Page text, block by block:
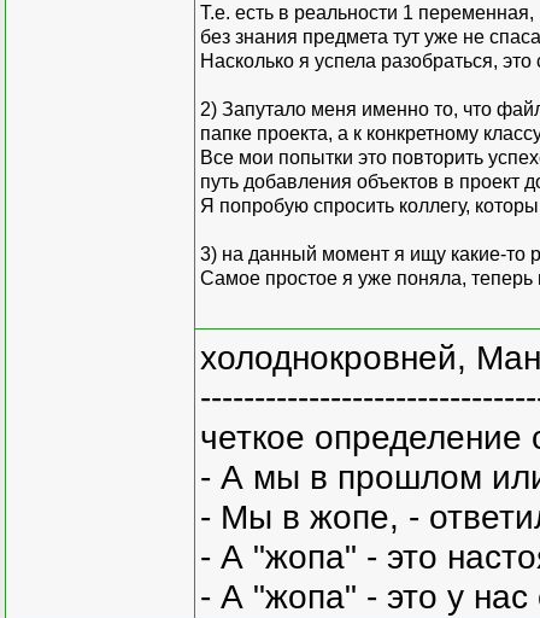
Т.е. есть в реальности 1
без знания предмета тут уже не
Насколько я успела разобраться,
2) Запутало меня именно то, что
папке проекта, а к конкретному
Все мои попытки это повторить
путь добавления объектов в проект
Я попробую спросить коллегу,
3) на данный момент я ищу какие-то
Самое простое я уже поняла, теперь
холоднокровней,
четкое
- А мы в прошлом
- Мы в жопе, -
- А "жопа" - это
- А "жопа" - это у